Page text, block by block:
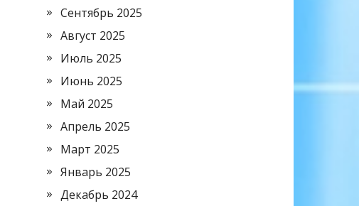
Сентябрь 2025
Август 2025
Июль 2025
Июнь 2025
Май 2025
Апрель 2025
Март 2025
Январь 2025
Декабрь 2024